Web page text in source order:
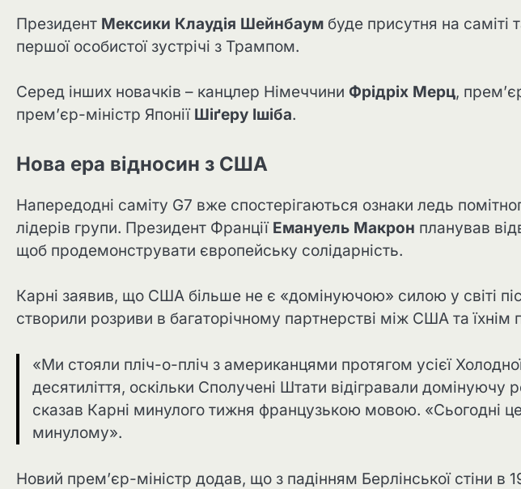
Президент Мексики Клаудія Шейнбаум буде присутня на саміті
першої особистої зустрічі з Трампом.
Серед інших новачків – канцлер Німеччини Фрідріх Мерц,
прем’єр-міністр Японії Шіґеру Ішіба.
Нова ера відносин з США
Напередодні саміту G7 вже спостерігаються ознаки ледь
лідерів групи. Президент Франції Емануель Макрон планував
щоб продемонструвати європейську солідарність.
Карні заявив, що США більше не є «домінуючою» силою у світі
створили розриви в багаторічному партнерстві між США та їхнім
«Ми стояли пліч-о-пліч з американцями протягом усієї
десятиліття, оскільки Сполучені Штати відігравали домінуючу
сказав Карні минулого тижня французькою мовою. «Сьогодні
минулому».
Новий прем’єр-міністр додав, що з падінням Берлінської стіни в